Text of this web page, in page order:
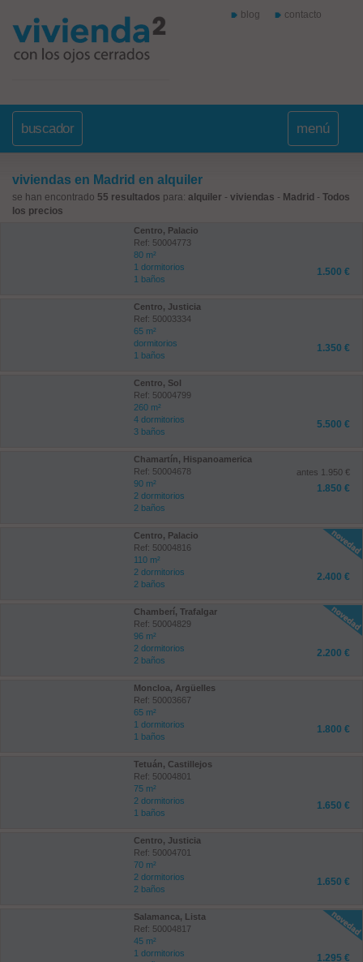
blog contacto
buscador menú
viviendas en Madrid en alquiler
se han encontrado 55 resultados para: alquiler - viviendas - Madrid - Todos
los precios
Centro, Palacio
Ref: 50004773
80 m²
1 dormitorios
1 baños
1.500 €
Centro, Justicia
Ref: 50003334
65 m²
dormitorios
1 baños
1.350 €
Centro, Sol
Ref: 50004799
260 m²
4 dormitorios
3 baños
5.500 €
Chamartín, Hispanoamerica
Ref: 50004678
90 m²
2 dormitorios
2 baños
antes 1.950 €
1.850 €
Centro, Palacio
Ref: 50004816
110 m²
2 dormitorios
2 baños
2.400 €
Chamberí, Trafalgar
Ref: 50004829
96 m²
2 dormitorios
2 baños
2.200 €
Moncloa, Argüelles
Ref: 50003667
65 m²
1 dormitorios
1 baños
1.800 €
Tetuán, Castillejos
Ref: 50004801
75 m²
2 dormitorios
1 baños
1.650 €
Centro, Justicia
Ref: 50004701
70 m²
2 dormitorios
2 baños
1.650 €
Salamanca, Lista
Ref: 50004817
45 m²
1 dormitorios
1.295 €